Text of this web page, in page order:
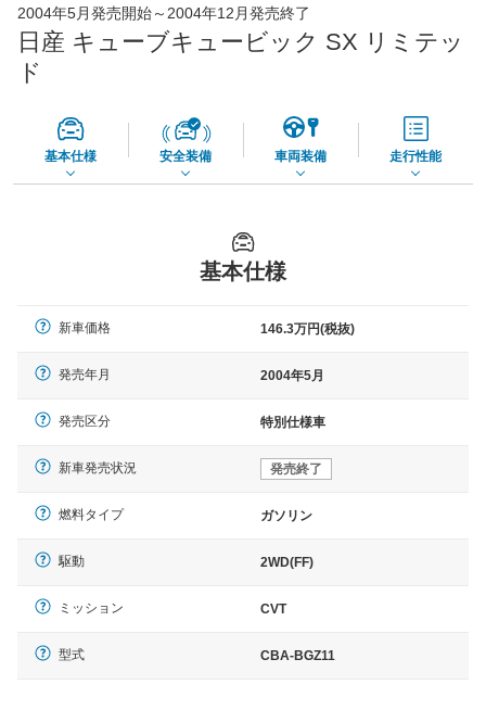
65,050円
2004年5月発売開始～2004年12月発売終了
日産 キューブキュービック SX リミテッ
ド
基本仕様 安全装備 車両装備 走行性能
基本仕様
新車価格 146.3万円(税抜)
発売年月 2004年5月
発売区分 特別仕様車
新車発売状況 発売終了
燃料タイプ ガソリン
駆動 2WD(FF)
ミッション CVT
型式 CBA-BGZ11